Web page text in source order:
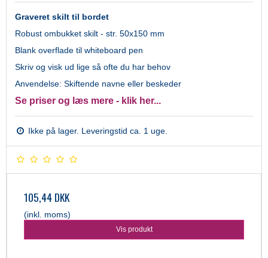
Graveret skilt til bordet
Robust ombukket skilt - str. 50x150 mm
Blank overflade til whiteboard pen
Skriv og visk ud lige så ofte du har behov
Anvendelse: Skiftende navne eller beskeder
Se priser og læs mere - klik her...
Ikke på lager. Leveringstid ca. 1 uge.
105,44 DKK
(inkl. moms)
Vis produkt